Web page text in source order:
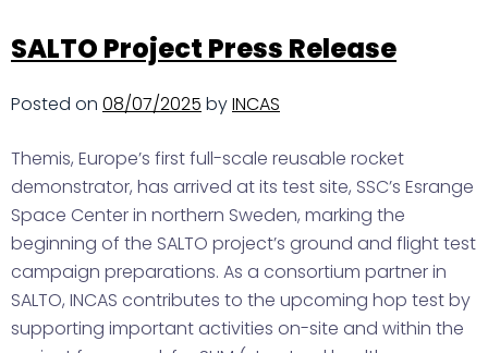
SALTO Project Press Release
Posted on 08/07/2025 byINCAS
Themis, Europe’s first full-scale reusable rocket
demonstrator, has arrived at its test site, SSC’s Esrange
Space Center in northern Sweden, marking the
beginning of the SALTO project’s ground and flight test
campaign preparations. As a consortium partner in
SALTO, INCAS contributes to the upcoming hop test by
supporting important activities on-site and within the